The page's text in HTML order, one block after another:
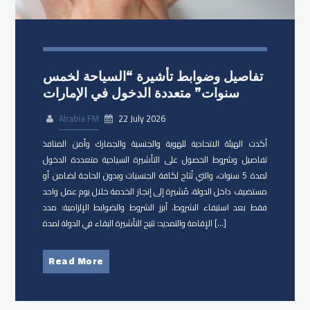
تفاصيل وضوابط تأشيرة “السياحة لخمس
سنوات” متعددة الدخول في الإمارات
Alrabia FM
22 July 2026
أكدت الهيئة الاتحادية للهوية والجنسية والجمارك وأمن المنافذ
تفاصيل وشروط الحصول على التأشيرة السياحية متعددة الدخول
لمدة 5 سنوات، والتي تُتاح لكافة الجنسيات وبدون الحاجة لضامن أو
مستضيف داخل الدولة، مُشيرة إلى إنجاز الخدمة خلال يوم عمل واحد
فقط بعد استيفاء الشروط. أبرز الشروط والضوابط الإلزامية: مدد
الإقامة والتمديد: تتيح التأشيرة البقاء في الدولة لمدة […]
Read More